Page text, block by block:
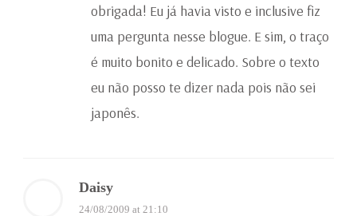
obrigada! Eu já havia visto e inclusive fiz
uma pergunta nesse blogue. E sim, o traço
é muito bonito e delicado. Sobre o texto
eu não posso te dizer nada pois não sei
japonês.
Daisy
24/08/2009 at 21:10